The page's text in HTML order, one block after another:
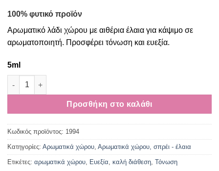
100% φυτικό προϊόν
Αρωματικό λάδι χώρου με αιθέρια έλαια για κάψιμο σε
αρωματοποιητή. Προσφέρει τόνωση και ευεξία.
5ml
Αρωματικό λάδι χώρου για τόνωση και ευεξία ποσότητα
Προσθήκη στο καλάθι
Κωδικός προϊόντος: 1994
Κατηγορίες: Αρωματικά χώρου, Αρωματικά χώρου, σπρέι - έλαια
Ετικέτες: αρωματικά χώρου, Ευεξία, καλή διάθεση, Τόνωση